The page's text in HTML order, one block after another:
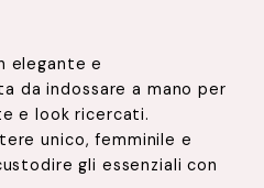
elegante e
da indossare a mano per
e look ricercati.
unico, femminile e
gli essenziali con